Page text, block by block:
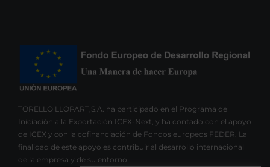
TORELLO LLOPART,S.A. ha participado en el Programa de
Iniciación a la Exportación ICEX-Next, y ha contado con el apoyo
de ICEX y con la cofinanciación de Fondos europeos FEDER. La
finalidad de este apoyo es contribuir al desarrollo internacional
de la empresa y de su entorno.